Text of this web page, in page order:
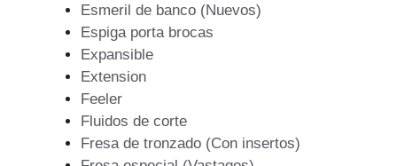
Esmeril de banco (Nuevos)
Espiga porta brocas
Expansible
Extension
Feeler
Fluidos de corte
Fresa de tronzado (Con insertos)